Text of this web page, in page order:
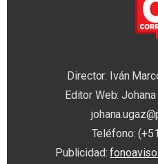
Director: Iván
Editor Web:
Teléfono:
Publicidad: